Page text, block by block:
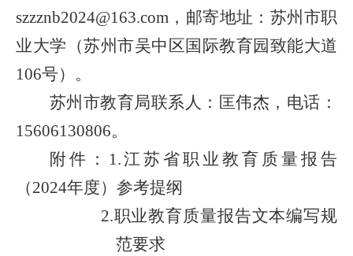
szzznb2024@163.com ，邮寄地址：苏州市职
业大学（苏州市吴中区国际教育园致能大道
106号）。
苏州市教育局联系人：匡伟杰，电话：
15606130806。
附件：
1.江苏省职业教育质量报告
（2024年度）参考提纲
2.职业教育质量报告文本编写规
范要求